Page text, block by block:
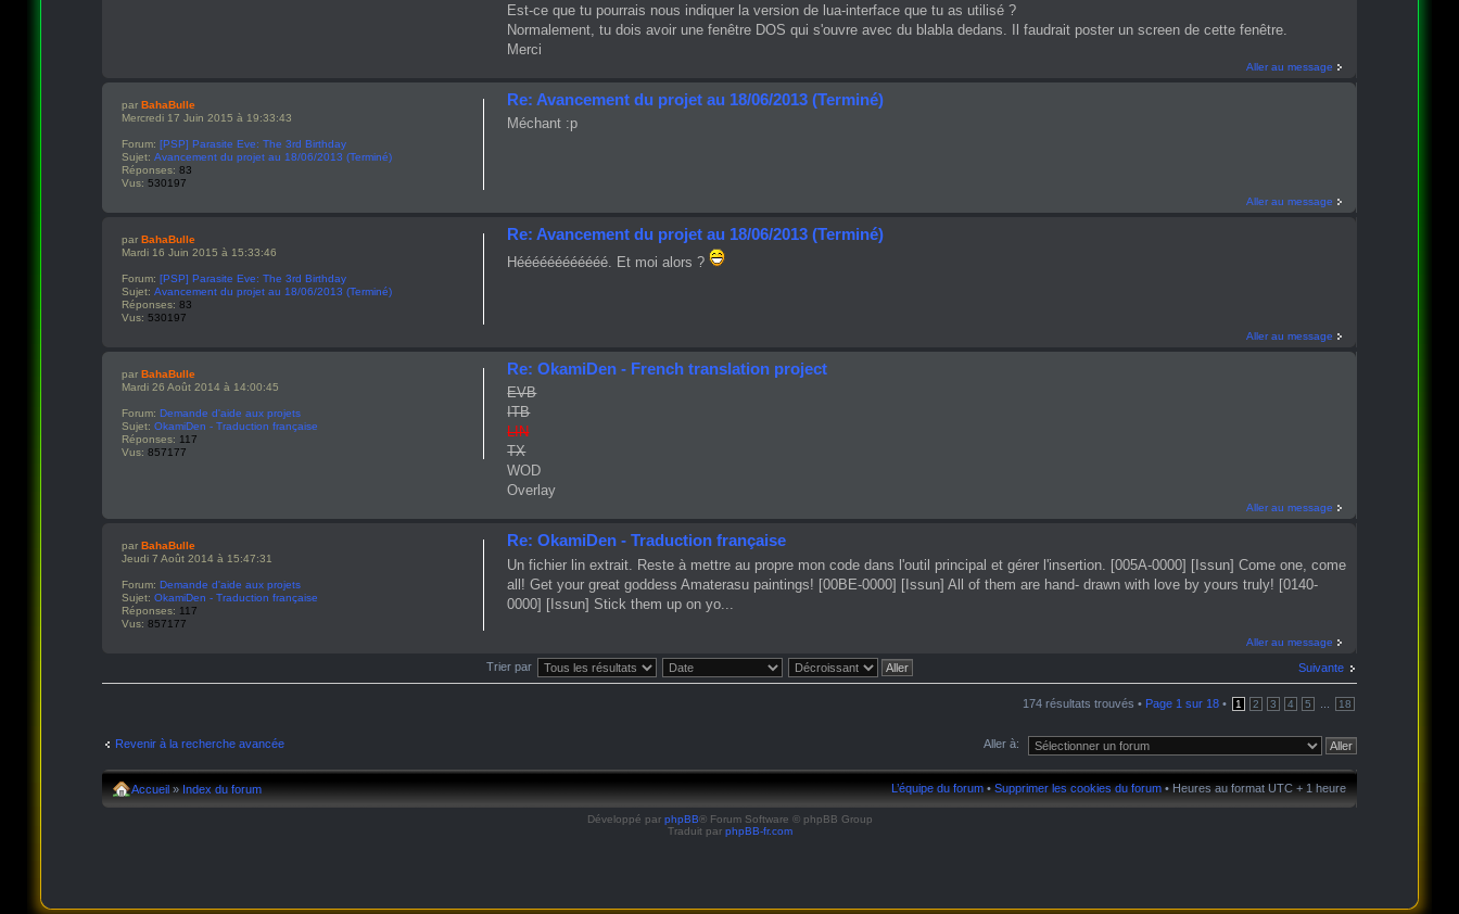
Est-ce que tu pourrais nous indiquer la version de lua-interface que tu as utilisé ?
Normalement, tu dois avoir une fenêtre DOS qui s'ouvre avec du blabla dedans. Il faudrait poster un screen de cette fenêtre.
Merci
Aller au message
Re: Avancement du projet au 18/06/2013 (Terminé)
Méchant :p
par BahaBulle
Mercredi 17 Juin 2015 à 19:33:43
Forum: [PSP] Parasite Eve: The 3rd Birthday
Sujet: Avancement du projet au 18/06/2013 (Terminé)
Réponses: 83
Vus: 530197
Aller au message
Re: Avancement du projet au 18/06/2013 (Terminé)
Héééééééééééé. Et moi alors ?
par BahaBulle
Mardi 16 Juin 2015 à 15:33:46
Forum: [PSP] Parasite Eve: The 3rd Birthday
Sujet: Avancement du projet au 18/06/2013 (Terminé)
Réponses: 83
Vus: 530197
Aller au message
Re: OkamiDen - French translation project
EVB
ITB
LIN
TX
WOD
Overlay
par BahaBulle
Mardi 26 Août 2014 à 14:00:45
Forum: Demande d'aide aux projets
Sujet: OkamiDen - Traduction française
Réponses: 117
Vus: 857177
Aller au message
Re: OkamiDen - Traduction française
Un fichier lin extrait. Reste à mettre au propre mon code dans l'outil principal et gérer l'insertion. [005A-0000] [Issun] Come one, come
all! Get your great goddess Amaterasu paintings! [00BE-0000] [Issun] All of them are hand- drawn with love by yours truly! [0140-
0000] [Issun] Stick them up on yo...
par BahaBulle
Jeudi 7 Août 2014 à 15:47:31
Forum: Demande d'aide aux projets
Sujet: OkamiDen - Traduction française
Réponses: 117
Vus: 857177
Aller au message
Suivante
Trier par
174 résultats trouvés • Page 1 sur 18 • 1 2 3 4 5 18
Revenir à la recherche avancée Aller à:
Accueil» Index du forum L’équipe du forum •Supprimer les cookies du forum • Heures au format UTC + 1 heure
Développé par phpBB® Forum Software © phpBB Group
Traduit par phpBB-fr.com